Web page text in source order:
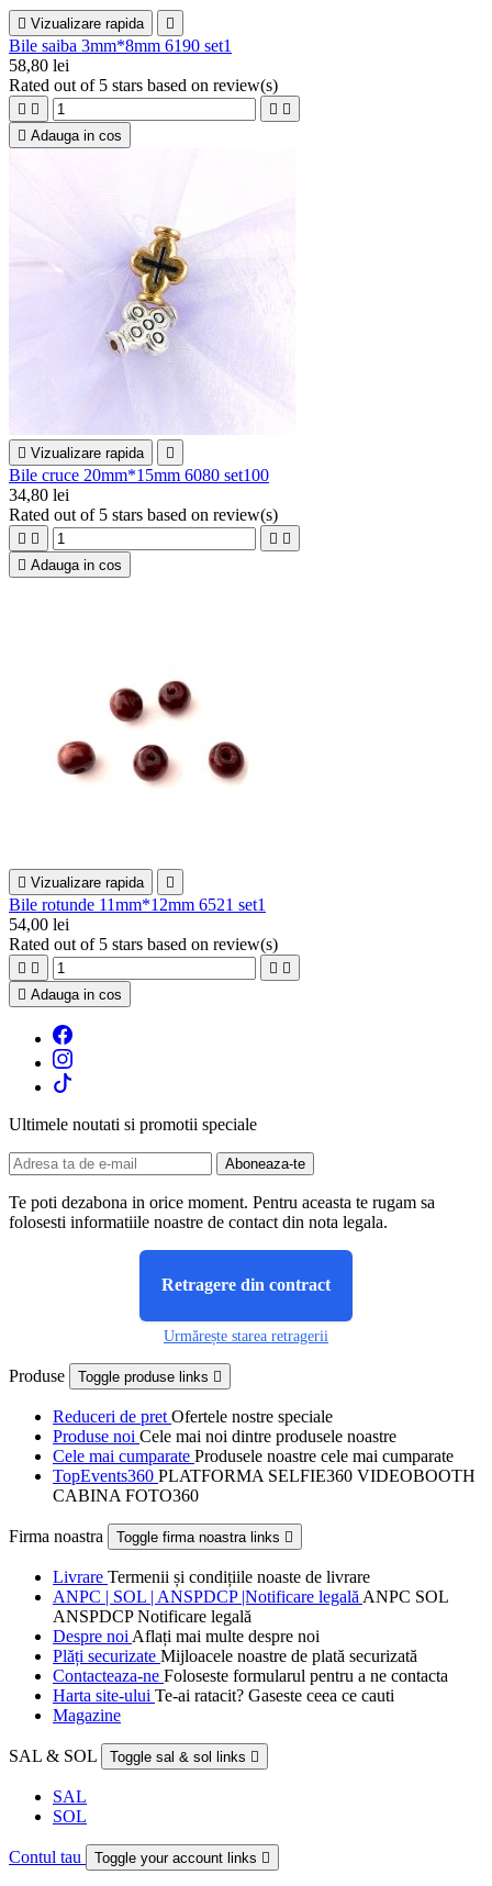
 Vizualizare rapida 
Bile saiba 3mm*8mm 6190 set1
58,80 lei
Rated out of 5 stars based on review(s)
   
 Adauga in cos
 Vizualizare rapida 
Bile cruce 20mm*15mm 6080 set100
34,80 lei
Rated out of 5 stars based on review(s)
   
 Adauga in cos
 Vizualizare rapida 
Bile rotunde 11mm*12mm 6521 set1
54,00 lei
Rated out of 5 stars based on review(s)
   
 Adauga in cos
Ultimele noutati si promotii speciale
Te poti dezabona in orice moment. Pentru aceasta te rugam sa
folosesti informatiile noastre de contact din nota legala.
Retragere din contract
Urmărește starea retragerii
Produse Toggle produse links 
Reduceri de pret Ofertele nostre speciale
Produse noi Cele mai noi dintre produsele noastre
Cele mai cumparate Produsele noastre cele mai cumparate
TopEvents360 PLATFORMA SELFIE360 VIDEOBOOTH
CABINA FOTO360
Firma noastra Toggle firma noastra links 
Livrare Termenii și condițiile noaste de livrare
ANPC | SOL | ANSPDCP |Notificare legală ANPC SOL
ANSPDCP Notificare legală
Despre noi Aflați mai multe despre noi
Plăți securizate Mijloacele noastre de plată securizată
Contacteaza-ne Foloseste formularul pentru a ne contacta
Harta site-ului Te-ai ratacit? Gaseste ceea ce cauti
Magazine
SAL & SOL Toggle sal & sol links 
SAL
SOL
Contul tau Toggle your account links 